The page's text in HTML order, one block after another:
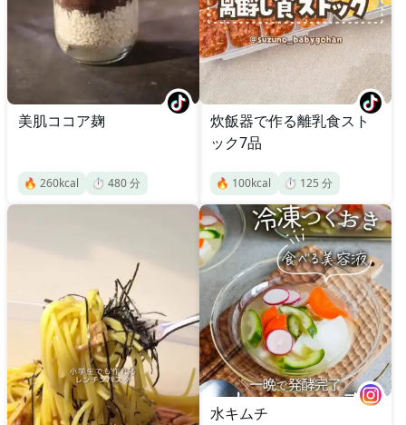
美肌ココア麹
🔥 260kcal ⏱️ 480分
炊飯器で作る離乳食スト
ック7品
🔥 100kcal ⏱️ 125 分
水キムチ